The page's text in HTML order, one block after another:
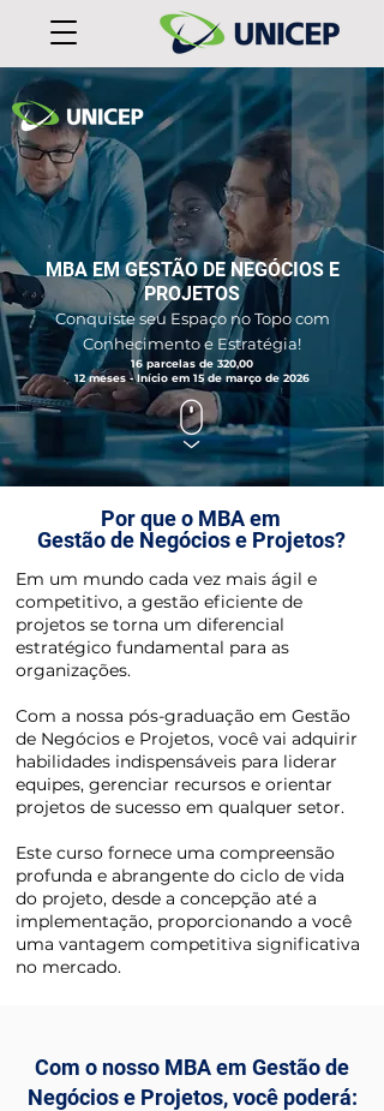
MBA EM GESTÃO DE NEGÓCIOS E
PROJETOS
Conquiste seu Espaço no Topo com
Conhecimento e Estratégia!
16 parcelas de 320,00
12 meses - Início em 15 de março de 2026
Em um mundo cada vez mais ágil e
competitivo, a gestão eficiente de
projetos se torna um diferencial
estratégico fundamental para as
organizações.
Com a nossa pós-graduação em Gestão
de Negócios e Projetos, você vai adquirir
habilidades indispensáveis para liderar
equipes, gerenciar recursos e orientar
projetos de sucesso em qualquer setor.
Este curso fornece uma compreensão
profunda e abrangente do ciclo de vida
do projeto, desde a concepção até a
implementação, proporcionando a você
uma vantagem competitiva significativa
no mercado.
Por que o MBA em
Gestão de Negócios e Projetos?
Com o nosso MBA em Gestão de
Negócios e Projetos, você poderá: